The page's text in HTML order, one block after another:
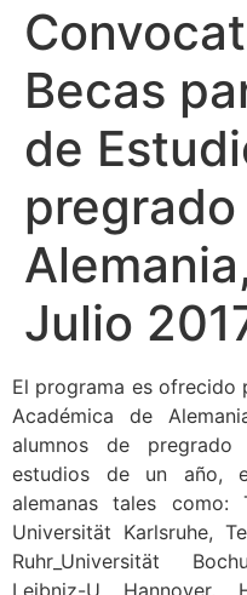
Becas
de
pregrado
Julio
El programa es ofrecido
Académica de
alumnos de
estudios de un año,
alemanas tales como:
Universität Karlsruhe,
Ruhr_Universität
Leibniz-U Hannover,